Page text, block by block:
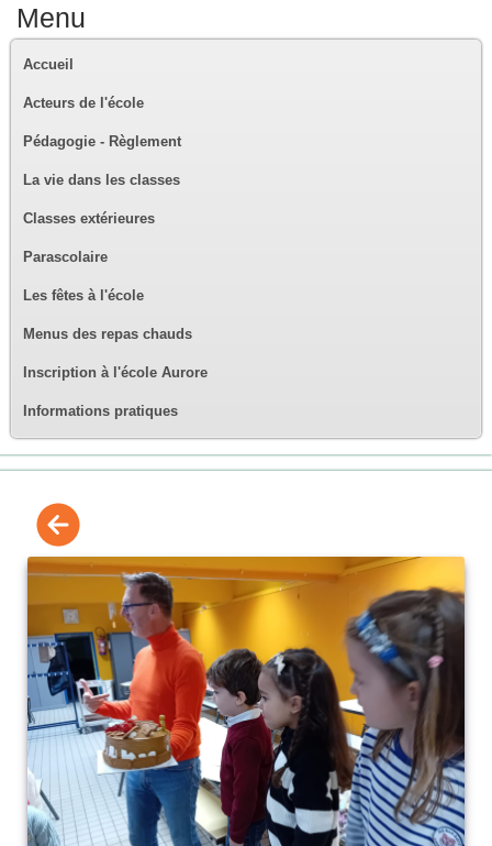
Menu
Accueil
Acteurs de l'école
Pédagogie - Règlement
La vie dans les classes
Classes extérieures
Parascolaire
Les fêtes à l'école
Menus des repas chauds
Inscription à l'école Aurore
Informations pratiques